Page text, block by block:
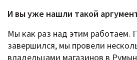
И вы уже нашли такой
Мы как раз над этим работаем.
завершился, мы провели
владельцами магазинов в